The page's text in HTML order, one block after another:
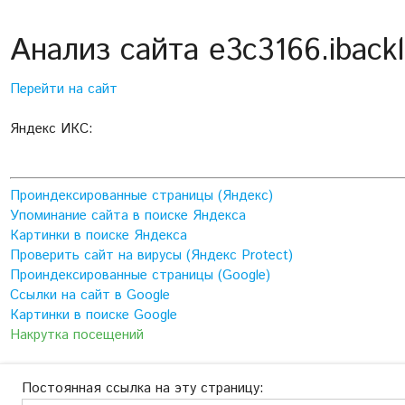
Анализ сайта
Перейти на сайт
Яндекс ИКС:
Проиндексированные страницы (Яндекс)
Упоминание сайта в поиске Яндекса
Картинки в поиске Яндекса
Проверить сайт на вирусы (Яндекс Protect)
Проиндексированные страницы (Google)
Ссылки на сайт в Google
Картинки в поиске Google
Накрутка посещений
Постоянная ссылка на эту страницу: